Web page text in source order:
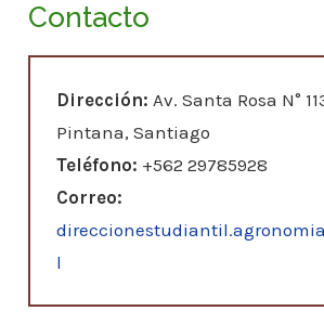
Contacto
Dirección:Av. Santa Rosa N°
Pintana, Santiago
Teléfono: +562 29785928
Correo:
l